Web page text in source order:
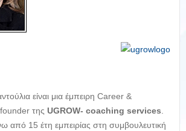
είναι μια έμπειρη Career &
της UGROW- coaching services.
από 15 έτη εμπειρίας στη συμβουλευτική